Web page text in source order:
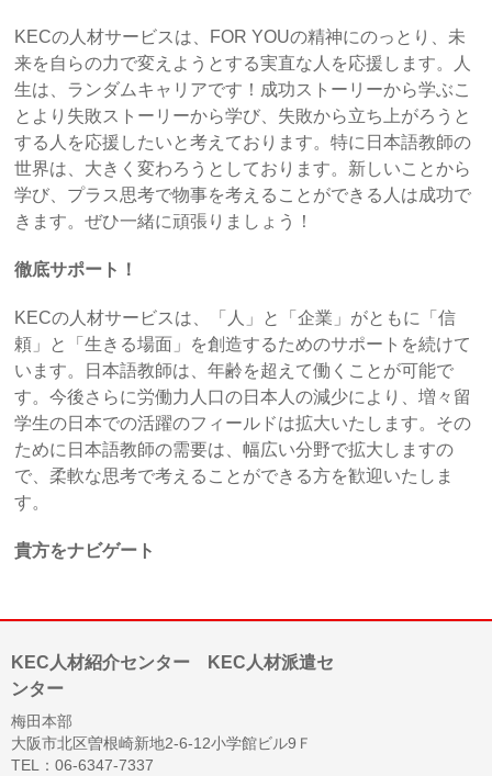
KECの人材サービスは、FOR YOUの精神にのっとり、未
来を自らの力で変えようとする実直な人を応援します。人
生は、ランダムキャリアです！成功ストーリーから学ぶこ
とより失敗ストーリーから学び、失敗から立ち上がろうと
する人を応援したいと考えております。特に日本語教師の
世界は、大きく変わろうとしております。新しいことから
学び、プラス思考で物事を考えることができる人は成功で
きます。ぜひ一緒に頑張りましょう！
徹底サポート！
KECの人材サービスは、「人」と「企業」がともに「信
頼」と「生きる場面」を創造するためのサポートを続けて
います。日本語教師は、年齢を超えて働くことが可能で
す。今後さらに労働力人口の日本人の減少により、増々留
学生の日本での活躍のフィールドは拡大いたします。その
ために日本語教師の需要は、幅広い分野で拡大しますの
で、柔軟な思考で考えることができる方を歓迎いたしま
す。
貴方をナビゲート
KEC人材紹介センター KEC人材派遣セ
ンター
梅田本部
大阪市北区曽根崎新地2-6-12小学館ビル9Ｆ
TEL：06-6347-7337